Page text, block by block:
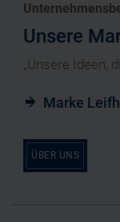
Unsere
„Unsere Ideen,
Marke
ÜBER UNS